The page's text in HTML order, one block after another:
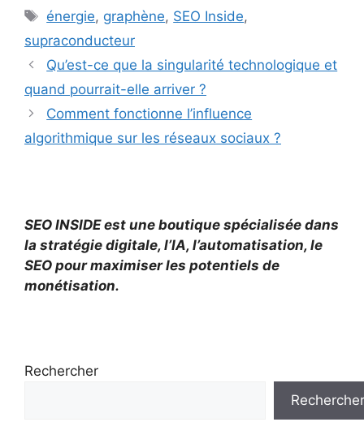
Étiquettes
énergie, graphène, SEO Inside,
supraconducteur
Qu’est-ce que la singularité technologique et
quand pourrait-elle arriver ?
Comment fonctionne l’influence
algorithmique sur les réseaux sociaux ?
SEO INSIDE est une boutique spécialisée dans
la stratégie digitale, l’IA, l’automatisation, le
SEO pour maximiser les potentiels de
monétisation.
Rechercher
Rechercher